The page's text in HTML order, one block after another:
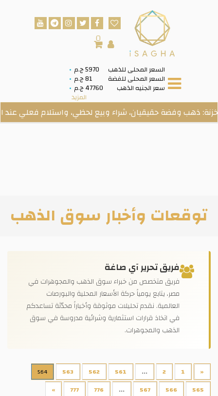
السعر المحلى للذهب 5970 ج.م
السعر المحلى للفضة 81 ج.م
سعر الجنيه الذهب 47760 ج.م
المزيد
0
وفضة حقيقيان، شراء وبيع لحظي، واستلام فعلي عند الطلب.
توقعات وأخبار سوق الذهب
فريق تحرير آي صاغة
فريق متخصص من خبراء سوق الذهب والمجوهرات في
مصر، يتابع يومياً حركة الأسعار المحلية والبورصات
العالمية. نقدم تحليلات موثوقة وأخباراً محدّثة تساعدكم
في اتخاذ قرارات استثمارية وشرائية مدروسة في سوق
الذهب والمجوهرات.
«
1
2
...
561
562
563
564
565
566
567
...
776
777
»